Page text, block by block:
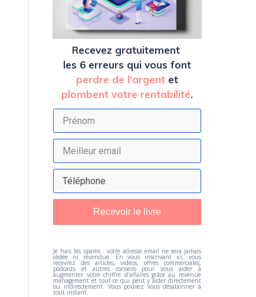
Recevez gratuitement
les 6 erreurs qui vous font
perdre de l'argent et
plombent votre rentabilité.
Recevoir le livre
Je hais les spams : votre adresse email ne sera jamais
cédée ni revendue. En vous inscrivant ici, vous
recevrez des articles, vidéos, offres commerciales,
podcasts et autres conseils pour vous aider à
augmenter votre chiffre d'affaires grâce au revenue
management et tout ce qui peut y aider directement
ou indirectement. Vous pouvez vous désabonner à
tout instant.